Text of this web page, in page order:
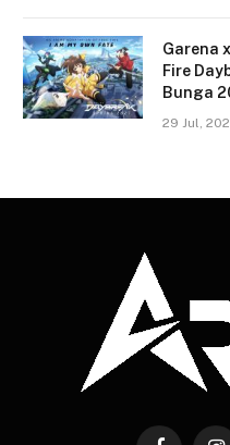
Garena
Fire
Bunga
29 Jul,